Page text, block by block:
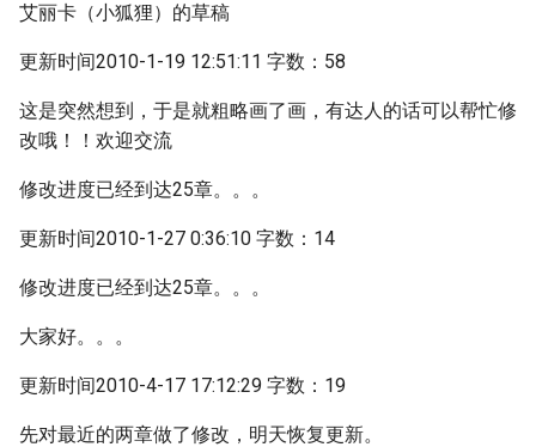
艾丽卡（小狐狸）的草稿
更新时间2010-1-19 12:51:11 字数：58
这是突然想到，于是就粗略画了画，有达人的话可以帮忙修
改哦！！欢迎交流
修改进度已经到达25章。。。
更新时间2010-1-27 0:36:10 字数：14
修改进度已经到达25章。。。
大家好。。。
更新时间2010-4-17 17:12:29 字数：19
先对最近的两章做了修改，明天恢复更新。